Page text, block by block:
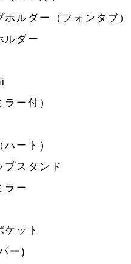
ルダー（フォンタブ）
ルダー
ー付）
ート）
プスタンド
ラー
ケット
ー)